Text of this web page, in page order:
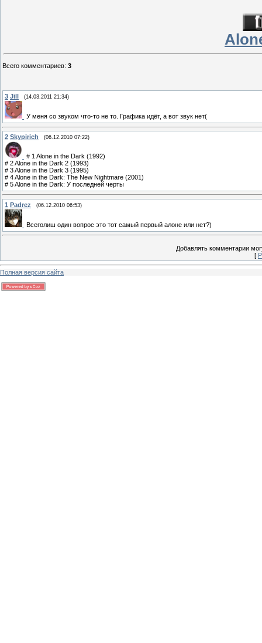
Всего комментариев: 3
3 Jill (14.03.2011 21:34)
У меня со звуком что-то не то. Графика идёт, а вот звук нет(
2 Skypirich (06.12.2010 07:22)
# 1 Alone in the Dark (1992)
# 2 Alone in the Dark 2 (1993)
# 3 Alone in the Dark 3 (1995)
# 4 Alone in the Dark: The New Nightmare (2001)
# 5 Alone in the Dark: У последней черты
1 Padrez (06.12.2010 06:53)
Всеголиш один вопрос это тот самый первый алоне или нет?)
Добавлять комментарии
[
Полная версия сайта